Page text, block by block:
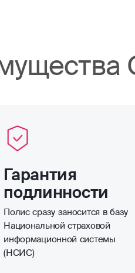
Гарантия
подлинности
Полис сразу заносится в базу
Национальной страховой
информационной системы
(НСИС)